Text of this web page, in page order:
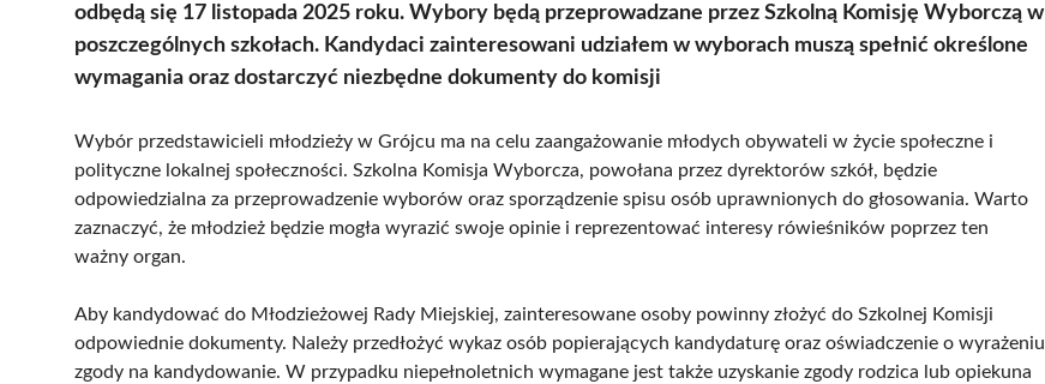
odbędą się 17 listopada 2025 roku. Wybory będą przeprowadzane przez Szkolną Komisję Wyborczą w
poszczególnych szkołach. Kandydaci zainteresowani udziałem w wyborach muszą spełnić określone
wymagania oraz dostarczyć niezbędne dokumenty do komisji
Wybór przedstawicieli młodzieży w Grójcu ma na celu zaangażowanie młodych obywateli w życie społeczne i
polityczne lokalnej społeczności. Szkolna Komisja Wyborcza, powołana przez dyrektorów szkół, będzie
odpowiedzialna za przeprowadzenie wyborów oraz sporządzenie spisu osób uprawnionych do głosowania. Warto
zaznaczyć, że młodzież będzie mogła wyrazić swoje opinie i reprezentować interesy rówieśników poprzez ten
ważny organ.
Aby kandydować do Młodzieżowej Rady Miejskiej, zainteresowane osoby powinny złożyć do Szkolnej Komisji
odpowiednie dokumenty. Należy przedłożyć wykaz osób popierających kandydaturę oraz oświadczenie o wyrażeniu
zgody na kandydowanie. W przypadku niepełnoletnich wymagane jest także uzyskanie zgody rodzica lub opiekuna